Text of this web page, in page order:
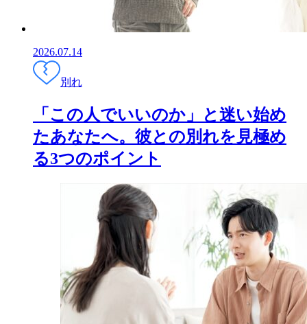
2026.07.14
別れ
「この人でいいのか」と迷い始め
たあなたへ。彼との別れを見極め
る3つのポイント